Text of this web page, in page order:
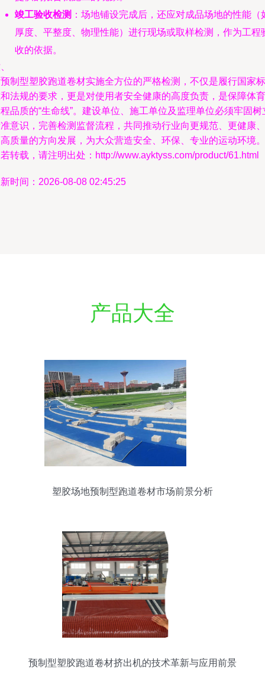
竣工验收检测 ：场地铺设完成后，还应对成品场地的性能（
厚度、平整度、物理性能）进行现场或取样检测，作为工程
收的依据。
制型塑胶跑道卷材实施全方位的严格检测，不仅是履行国家标
法规的要求，更是对使用者安全健康的高度负责，是保障体育
品质的“生命线”。建设单位、施工单位及监理单位必须牢固树
意识，完善检测监督流程，共同推动行业向更规范、更健康、
质量的方向发展，为大众营造安全、环保、专业的运动环境。
转载，请注明出处：http://www.ayktyss.com/product/61.html
时间：2026-08-08 02:45:25
产品大全
塑胶场地预制型跑道卷材市场前景分析
预制型塑胶跑道卷材挤出机的技术革新与应用前景